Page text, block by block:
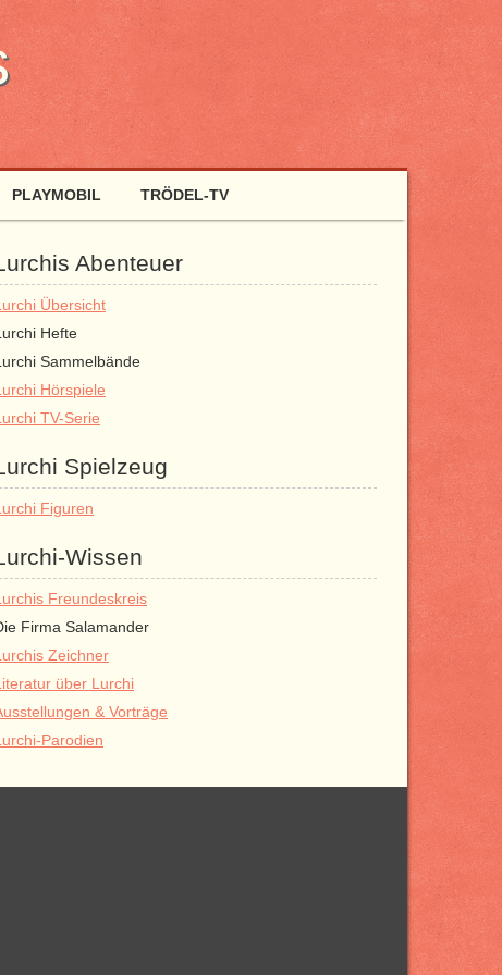
PLAYMOBIL TRÖDEL-TV
Abenteuer
Übersicht
Hefte
Sammelbände
Hörspiele
TV-Serie
Spielzeug
Figuren
Wissen
Freundeskreis
Firma Salamander
Zeichner
über Lurchi
& Vorträge
Parodien